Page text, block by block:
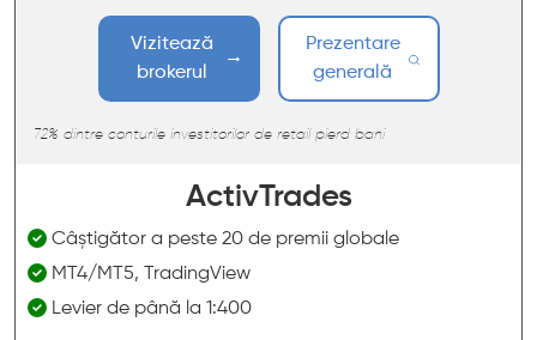
Vizitează
brokerul
Prezentare
generală
72% dintre conturile investitorilor de retail pierd bani
ActivTrades
Câștigător a peste 20 de premii globale
MT4/MT5, TradingView
Levier de până la 1:400